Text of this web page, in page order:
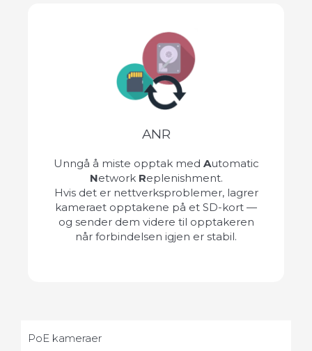
ANR
Unngå å miste opptak med Automatic
Network Replenishment.
Hvis det er nettverksproblemer, lagrer
kameraet opptakene på et SD-kort —
og sender dem videre til opptakeren
når forbindelsen igjen er stabil.
PoE kameraer